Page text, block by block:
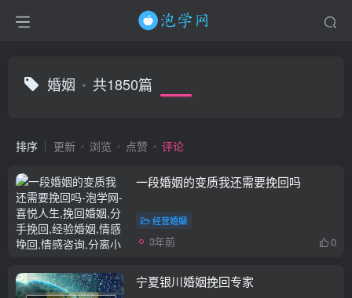
婚姻 共1850篇
排序 更新 浏览 点赞 评论
一段婚姻的变质我还需要挽回吗
经营婚姻
3年前 0
宁夏银川婚姻挽回专家